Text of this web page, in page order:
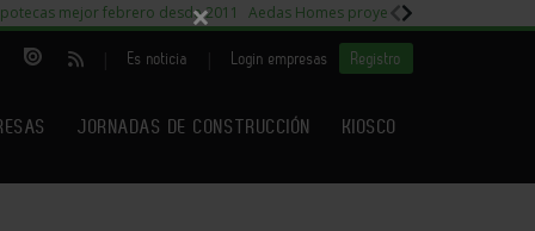
mejor febrero desde 2011 Aedas Homes proyecto Fiora
Es noticia Login empresas Registro
JORNADAS DE CONSTRUCCIÓN KIOSCO
×